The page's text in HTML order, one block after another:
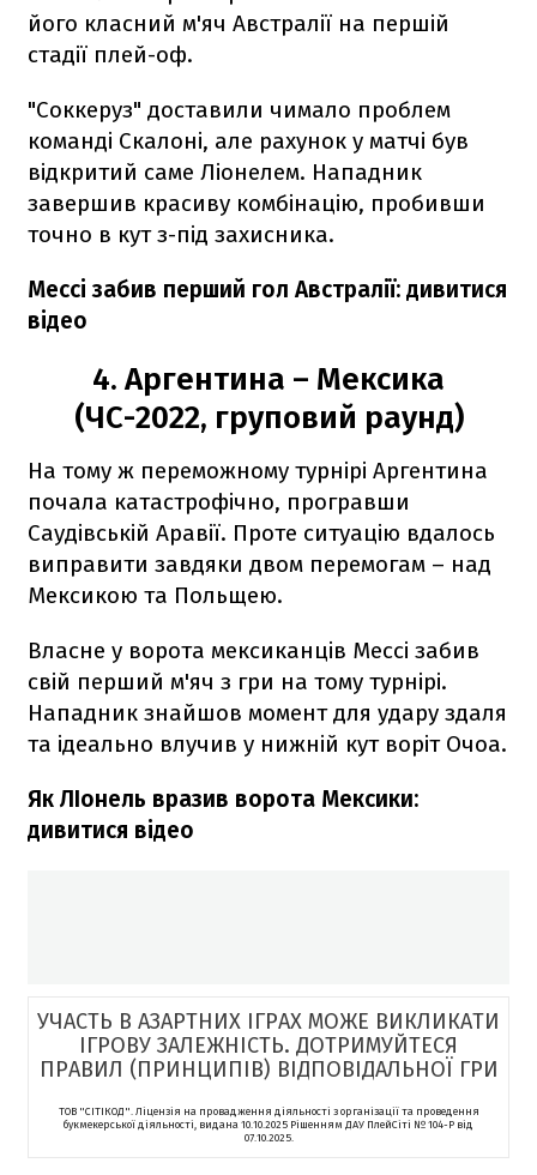
його класний м'яч Австралії на першій
стадії плей-оф.
"Соккеруз" доставили чимало проблем
команді Скалоні, але рахунок у матчі був
відкритий саме Ліонелем. Нападник
завершив красиву комбінацію, пробивши
точно в кут з-під захисника.
Мессі забив перший гол Австралії: дивитися
відео
4. Аргентина – Мексика
(ЧС-2022, груповий раунд)
На тому ж переможному турнірі Аргентина
почала катастрофічно, програвши
Саудівській Аравії. Проте ситуацію вдалось
виправити завдяки двом перемогам – над
Мексикою та Польщею.
Власне у ворота мексиканців Мессі забив
свій перший м'яч з гри на тому турнірі.
Нападник знайшов момент для удару здаля
та ідеально влучив у нижній кут воріт Очоа.
Як ЛІонель вразив ворота Мексики:
дивитися відео
УЧАСТЬ В АЗАРТНИХ ІГРАХ МОЖЕ ВИКЛИКАТИ
ІГРОВУ ЗАЛЕЖНІСТЬ. ДОТРИМУЙТЕСЯ
ПРАВИЛ (ПРИНЦИПІВ) ВІДПОВІДАЛЬНОЇ ГРИ
ТОВ "СІТІКОД". Ліцензія на провадження діяльності з організації та проведення
букмекерської діяльності, видана 10.10.2025 Рішенням ДАУ ПлейСіті № 104-P від
07.10.2025.